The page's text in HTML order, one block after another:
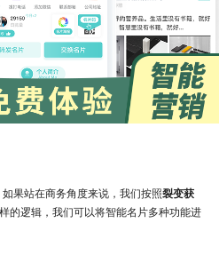
果站在商务角度来说，我们按照裂变获
的逻辑，我们可以将智能名片多种功能进